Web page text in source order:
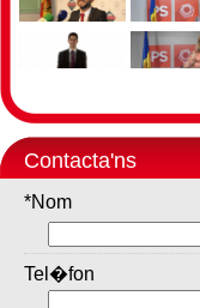
Contacta'ns
*Nom
Tel�fon